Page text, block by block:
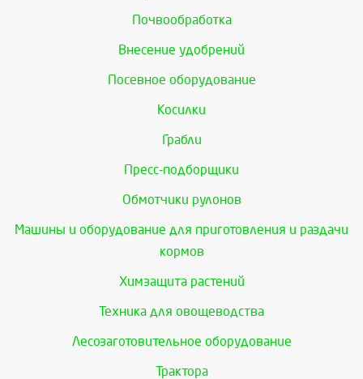
Почвообработка
Внесение удобрений
Посевное оборудование
Косилки
Грабли
Пресс-подборщики
Обмотчики рулонов
Машины и оборудование для приготовления и раздачи
кормов
Химзащита растений
Техника для овощеводства
Лесозаготовительное оборудование
Трактора